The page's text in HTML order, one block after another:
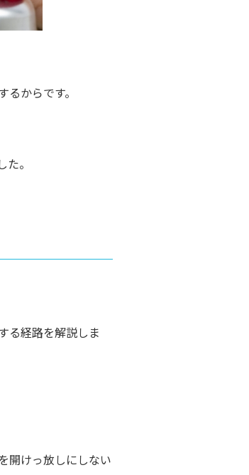
からです。
。
る経路を解説しま
開けっ放しにしない